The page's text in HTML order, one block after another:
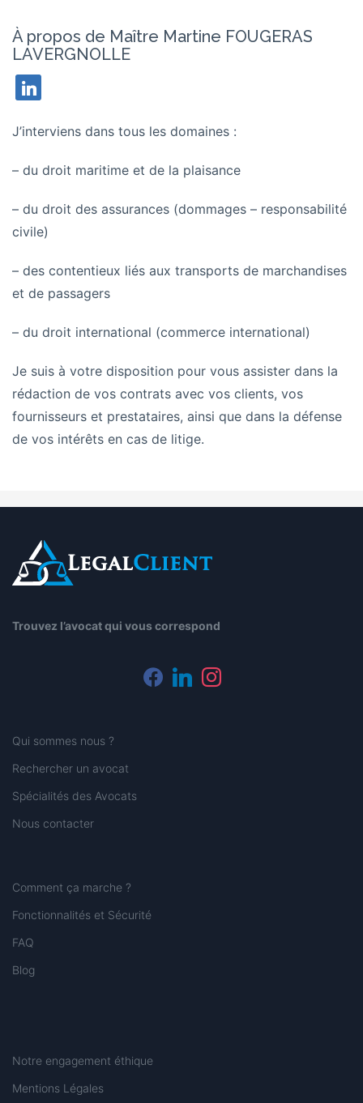
À propos de Maître Martine FOUGERAS
LAVERGNOLLE
linkedin
J’interviens dans tous les domaines :
– du droit maritime et de la plaisance
– du droit des assurances (dommages – responsabilité
civile)
– des contentieux liés aux transports de marchandises
et de passagers
– du droit international (commerce international)
Je suis à votre disposition pour vous assister dans la
rédaction de vos contrats avec vos clients, vos
fournisseurs et prestataires, ainsi que dans la défense
de vos intérêts en cas de litige.
Trouvez l’avocat qui vous correspond
facebooklinkedininstagram
Qui sommes nous ?
Rechercher un avocat
Spécialités des Avocats
Nous contacter
Comment ça marche ?
Fonctionnalités et Sécurité
FAQ
Blog
Notre engagement éthique
Mentions Légales